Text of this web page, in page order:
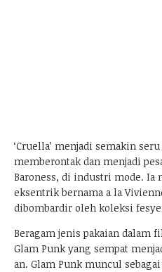
‘Cruella’ menjadi semakin
memberontak dan menjadi
Baroness, di industri mode. Ia
eksentrik bernama a la
dibombardir oleh koleksi
Beragam jenis pakaian dalam
Glam Punk yang sempat
an. Glam Punk muncul